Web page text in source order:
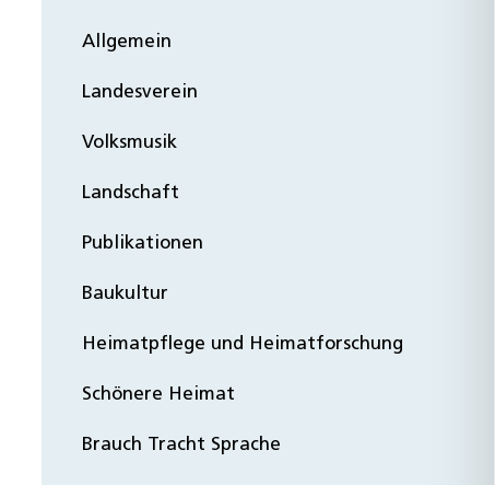
Allgemein
Landesverein
Volksmusik
Landschaft
Publikationen
Baukultur
Heimatpflege und Heimatforschung
Schönere Heimat
Brauch Tracht Sprache